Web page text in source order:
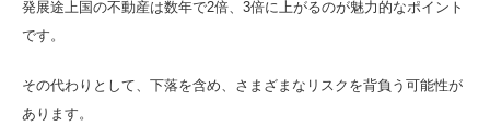
発展途上国の不動産は数年で2倍、3倍に上がるのが魅力的なポイント
です。
その代わりとして、下落を含め、さまざまなリスクを背負う可能性が
あります。